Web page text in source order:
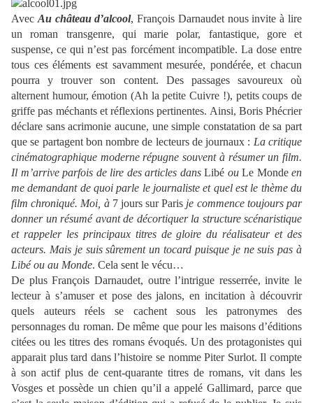
Avec Au château d’alcool, François Darnaudet nous invite à lire
un roman transgenre, qui marie polar, fantastique, gore et
suspense, ce qui n’est pas forcément incompatible. La dose entre
tous ces éléments est savamment mesurée, pondérée, et chacun
pourra y trouver son content. Des passages savoureux où
alternent humour, émotion (Ah la petite Cuivre !), petits coups de
griffe pas méchants et réflexions pertinentes. Ainsi, Boris Phécrier
déclare sans acrimonie aucune, une simple constatation de sa part
que se partagent bon nombre de lecteurs de journaux : La critique
cinématographique moderne répugne souvent à résumer un film.
Il m’arrive parfois de lire des articles dansLibé ouLe Monde en
me demandant de quoi parle le journaliste et quel est le thème du
film chroniqué. Moi, à7 jours sur Paris je commence toujours par
donner un résumé avant de décortiquer la structure scénaristique
et rappeler les principaux titres de gloire du réalisateur et des
acteurs. Mais je suis sûrement un tocard puisque je ne suis pas à
Libé ou au Monde. Cela sent le vécu…
De plus François Darnaudet, outre l’intrigue resserrée, invite le
lecteur à s’amuser et pose des jalons, en incitation à découvrir
quels auteurs réels se cachent sous les patronymes des
personnages du roman. De même que pour les maisons d’éditions
citées ou les titres des romans évoqués. Un des protagonistes qui
apparait plus tard dans l’histoire se nomme Piter Surlot. Il compte
à son actif plus de cent-quarante titres de romans, vit dans les
Vosges et possède un chien qu’il a appelé Gallimard, parce que